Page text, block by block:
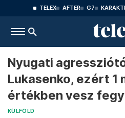
TELEX AFTER G7
Nyugati
Lukasenko, ezért 1
értékben vesz
KÜLFÖLD